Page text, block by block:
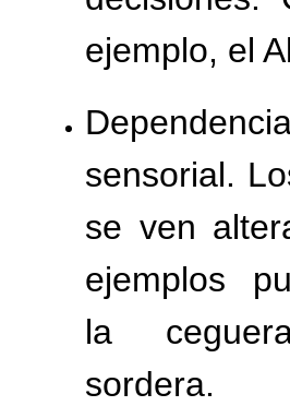
ejemplo, el
sensorial.
se ven
ejemplos
la
sordera.